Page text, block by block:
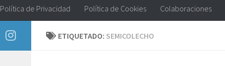
Política de Privacidad Política de Cookies Colaboraciones
ETIQUETADO: SEMICOLECHO